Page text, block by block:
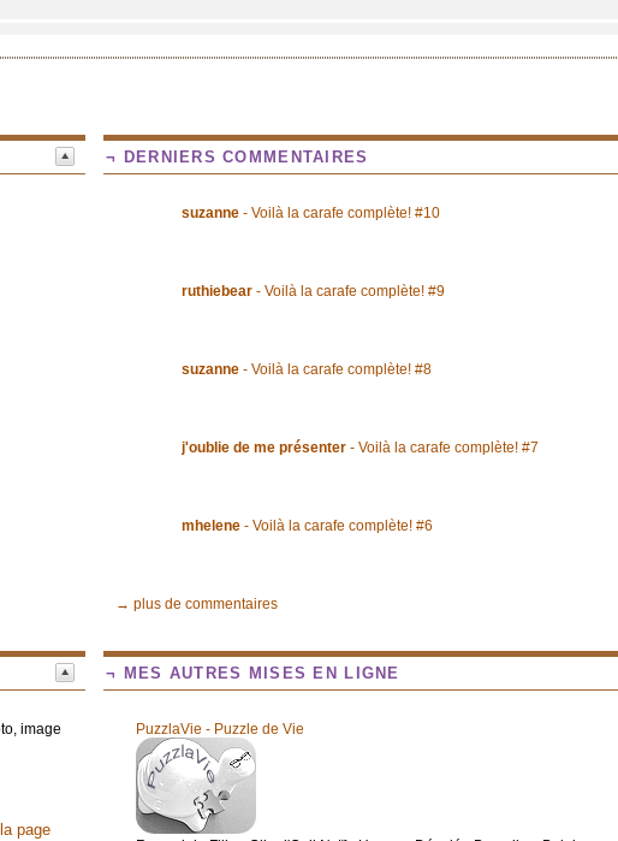
¬ DERNIERS COMMENTAIRES
suzanne - Voilà la carafe complète! #10
ruthiebear - Voilà la carafe complète! #9
suzanne - Voilà la carafe complète! #8
j'oublie de me présenter - Voilà la carafe complète! #7
mhelene - Voilà la carafe complète! #6
→ plus de commentaires
image
page
¬ MES AUTRES MISES EN LIGNE
PuzzlaVie - Puzzle de Vie